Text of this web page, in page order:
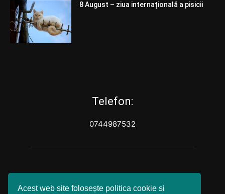
Acest web site folosește politica cookie si
8 August – ziua internațională a pisicii
Telefon:
0744987532